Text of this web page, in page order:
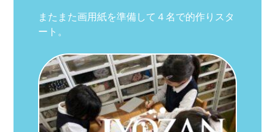
またまた画用紙を準備して４名で的作りスタ
ート。